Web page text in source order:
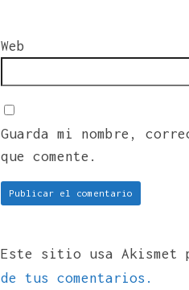
Web
Guarda mi nombre,
que comente.
Este sitio usa Akismet
de tus comentarios.